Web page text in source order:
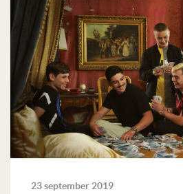
23 september 2019